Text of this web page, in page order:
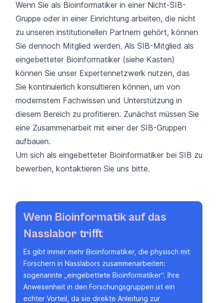
Wenn Bioinformatik auf das
Nasslabor trifft
Es gibt immer mehr Bioinformatiker, die physisch mit
Forschern in Nasslabors zusammenarbeiten:
sogenannte „eingebettete Bioinformatiker“. Ihre
Anwesenheit in den Forschungsgruppen ist ein
echter Vorteil, da sie direkte Anleitung zur
Wenn Sie als Bioinformatiker in einer Nicht-SIB-
Gruppe oder in einer Einrichtung arbeiten, die nicht
zu unseren institutionellen Partnern gehört, können
Sie dennoch Mitglied werden. Als SIB-Mitglied als
eingebetteter Bioinformatiker (siehe Kasten)
können Sie unser Expertennetzwerk nutzen, das
Sie kontinuierlich konsultieren können, um von
modernstem Fachwissen und Unterstützung in
diesem Bereich zu profitieren. Zunächst müssen Sie
eine Zusammenarbeit mit einer der SIB-Gruppen
aufbauen.
Um sich als eingebetteter Bioinformatiker bei SIB zu
bewerben, kontaktieren Sie uns bitte.